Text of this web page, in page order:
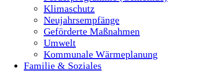
Klimaschutz
Neujahrsempfänge
Geförderte Maßnahmen
Umwelt
Kommunale Wärmeplanung
Familie & Soziales